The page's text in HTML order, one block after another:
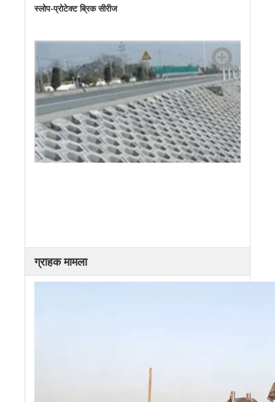
रोड वेज स्टोन
स्लोप-प्रोटेक्ट ब्रिक सीरीज
ग्राहक मामला